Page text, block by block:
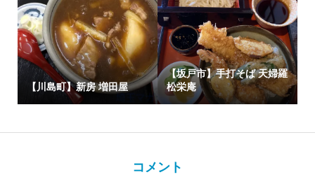
【川島町】新房 増田屋
【坂戸市】手打そば 天婦羅
松栄庵
コメント